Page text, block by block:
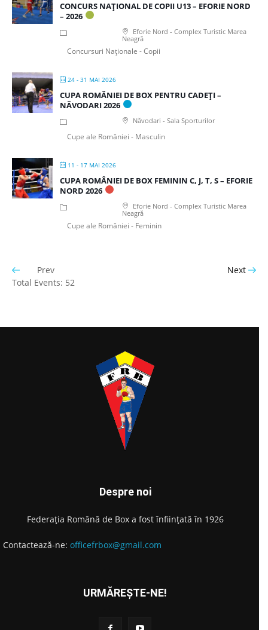
CONCURS NAȚIONAL DE COPII U13 – EFORIE NORD
– 2026
Eforie Nord - Complex Turistic Marea
Neagră
Concursuri Naționale - Copii
24 - 31 MAI 2026
CUPA ROMÂNIEI DE BOX PENTRU CADEȚI –
NĂVODARI 2026
Năvodari - Sala Sporturilor
Cupe ale României - Masculin
11 - 17 MAI 2026
CUPA ROMÂNIEI DE BOX FEMININ C, J, T, S – EFORIE
NORD 2026
Eforie Nord - Complex Turistic Marea
Neagră
Cupe ale României - Feminin
Prev
Next
Total Events: 52
Despre noi
Federația Română de Box a fost înființată în 1926
Contactează-ne: officefrbox@gmail.com
URMĂREȘTE-NE!